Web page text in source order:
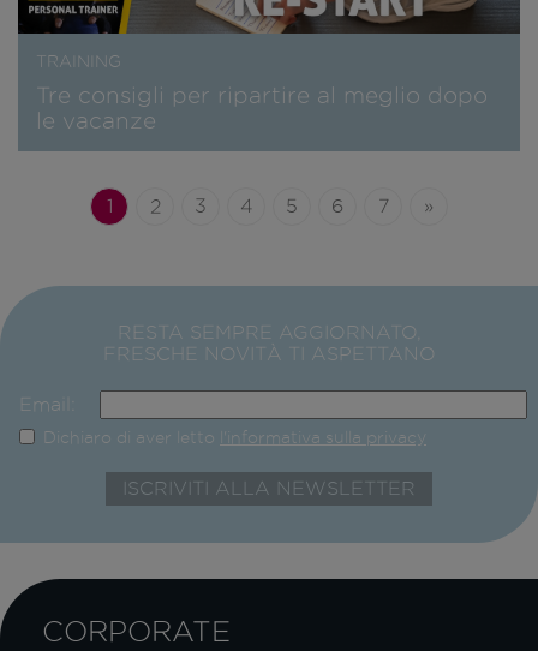
TRAINING
Tre consigli per ripartire al meglio dopo
le vacanze
1 2 3 4 5 6 7 »
RESTA SEMPRE AGGIORNATO,
FRESCHE NOVITÀ TI ASPETTANO
Email:
Dichiaro di aver letto l'informativa sulla privacy
CORPORATE